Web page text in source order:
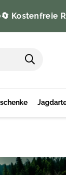
🔄 Kostenfreie